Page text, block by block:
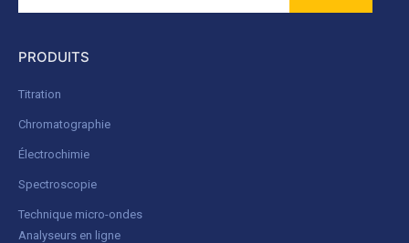
PRODUITS
Titration
Chromatographie
Électrochimie
Spectroscopie
Technique micro-ondes
Analyseurs en ligne